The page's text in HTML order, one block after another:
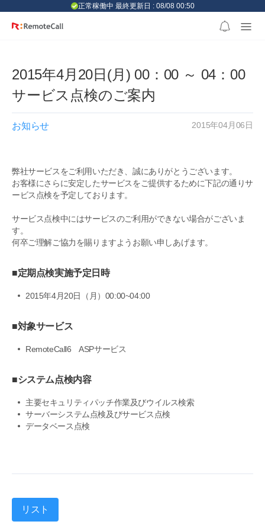
正常稼働中 最終更新日 : 08/08 00:50
2015年4月20日(月) 00：00 ～ 04：00
サービス点検のご案内
お知らせ 2015年04月06日
弊社サービスをご利用いただき、誠にありがとうございます。
お客様にさらに安定したサービスをご提供するために下記の通りサ
ービス点検を予定しております。
サービス点検中にはサービスのご利用ができない場合がございま
す。
何卒ご理解ご協力を賜りますようお願い申しあげます。
■定期点検実施予定日時
2015年4月20日（月）00:00~04:00
■対象サービス
RemoteCall6 ASPサービス
■システム点検内容
主要セキュリティパッチ作業及びウイルス検索
サーバーシステム点検及びサービス点検
データベース点検
リスト